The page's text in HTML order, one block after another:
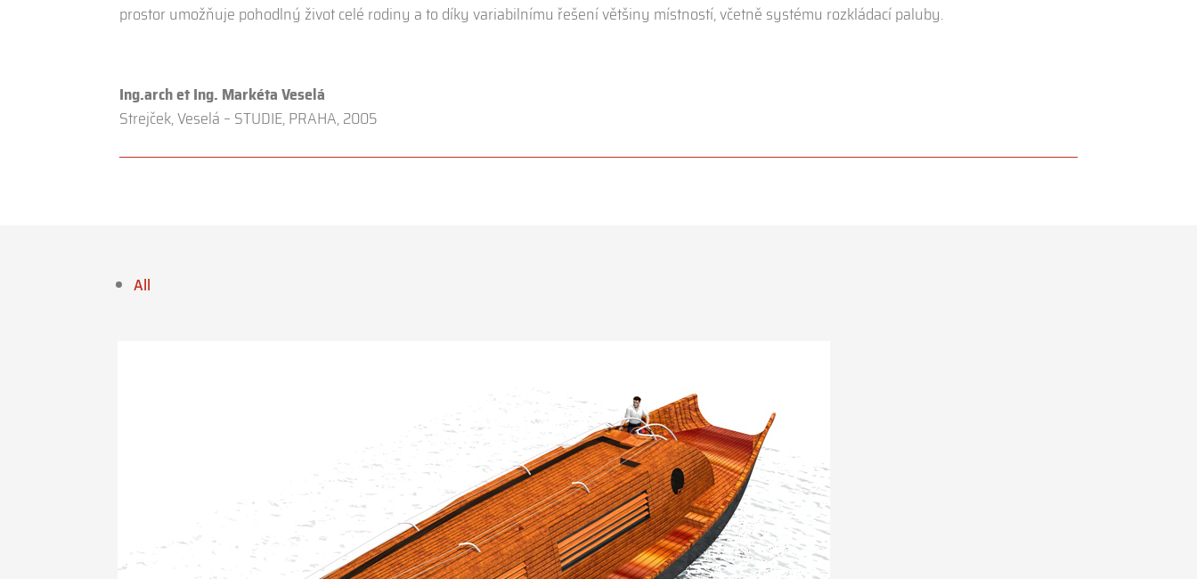
prostor umožňuje pohodlný život celé rodiny a to díky variabilnímu řešení většiny místností, včetně systému rozkládací paluby.
Ing.arch et Ing. Markéta Veselá
Strejček, Veselá – STUDIE, PRAHA, 2005
All